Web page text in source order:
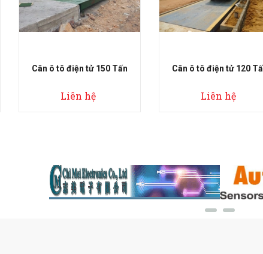
Cân ô tô điện tử 150 Tấn
Liên hệ
Cân ô tô điện tử 120
Liên hệ